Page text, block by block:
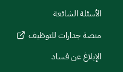
الأسئلة الشائعة
منصة جدارات للتوظيف
الإبلاغ عن فساد